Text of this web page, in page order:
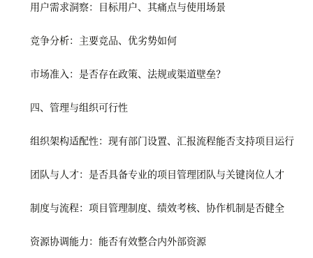
用户需求洞察：目标用户、其痛点与使用场景
竞争分析：主要竞品、优劣势如何
市场准入：是否存在政策、法规或渠道壁垒？
四、管理与组织可行性
组织架构适配性：现有部门设置、汇报流程能否支持项目运行
团队与人才：是否具备专业的项目管理团队与关键岗位人才
制度与流程：项目管理制度、绩效考核、协作机制是否健全
资源协调能力：能否有效整合内外部资源